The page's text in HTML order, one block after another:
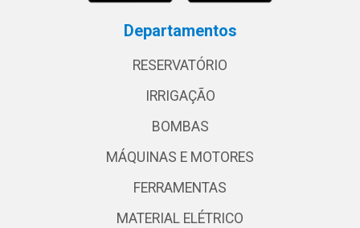
Departamentos
RESERVATÓRIO
IRRIGAÇÃO
BOMBAS
MÁQUINAS E MOTORES
FERRAMENTAS
MATERIAL ELÉTRICO